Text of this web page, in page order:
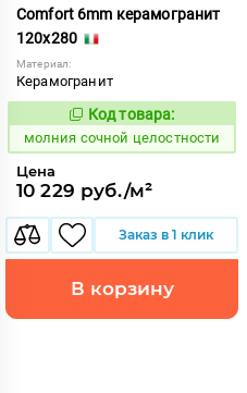
Comfort 6mm керамогранит
120x280
Материал:
Керамогранит
1011993
Код товара:
молния сочной целостности
Цена
10 229 руб./м²
Заказ в 1 клик
В корзину